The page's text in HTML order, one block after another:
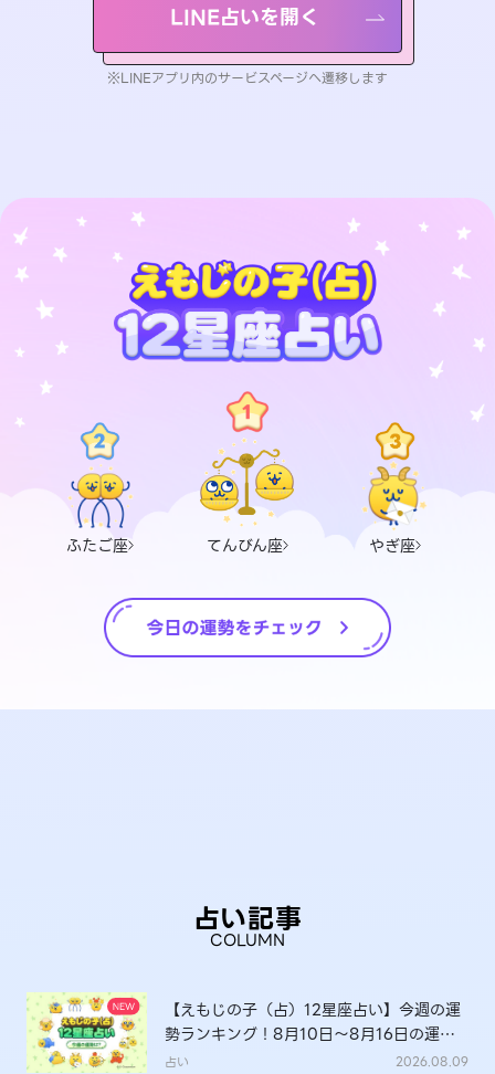
LINE占いを開く
※LINEアプリ内のサービスページへ遷移します
ふたご座 てんびん座 やぎ座
占い記事
COLUMN
【えもじの子（占）12星座占い】今週の運
勢ランキング！8月10日～8月16日の運勢
は？
占い 2026.08.09